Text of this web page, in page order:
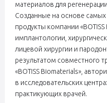
материалов для
Созданные на основе
продукты компании
имплантологии,
лицевой хирургии и
результатом совместного
«BOTISS Biomaterials»,
в исследовательских
практикующих врачей.